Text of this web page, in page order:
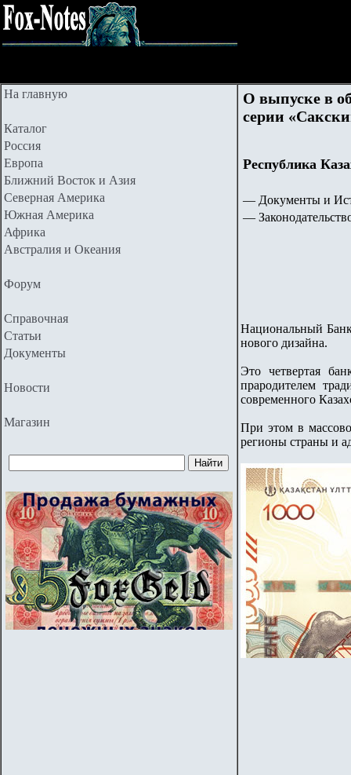
На главную
Каталог
Россия
Европа
Ближний Восток и Азия
Северная Америка
Южная Америка
Африка
Австралия и Океания
Форум
Справочная
Статьи
Документы
Новости
Магазин
О выпуске в
серии
Республика
— Документы и
—
Национальный
нового дизайна.
Это четвертая
прародителем
современного
При этом в
регионы страны и